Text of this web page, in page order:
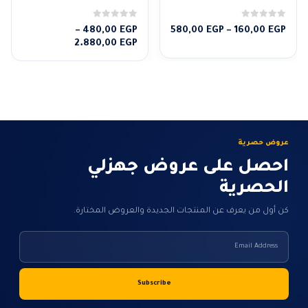
0من 5
160,00 EGP
–
580,00 EGP
نطاق
من
0من 5
480,00 EGP
–
2.880,00 EGP
عروض حصرية
احصل على عروض جهزلي
الحصرية
كن أول من يعرف عن المنتجات الجديدة والعروض المختارة.